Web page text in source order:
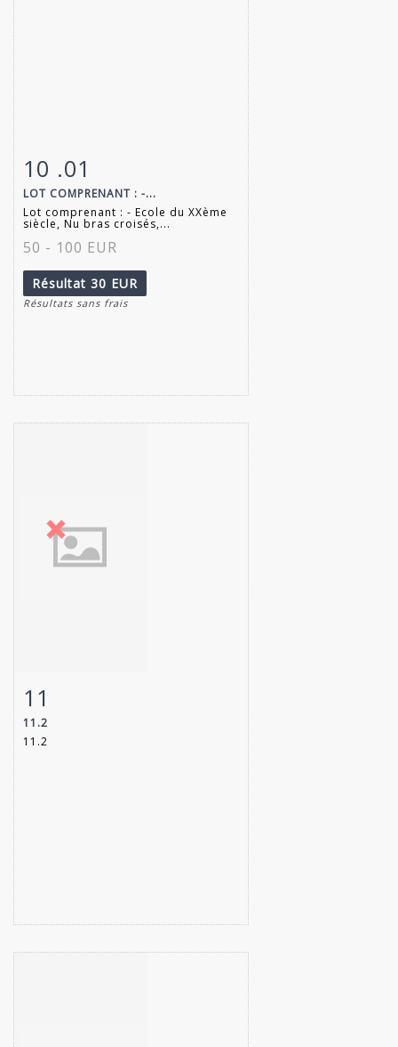
Fiche détaillée
10 .01
LOT COMPRENANT : -...
Lot comprenant : - Ecole du XXème
siècle, Nu bras croisés,...
50 - 100 EUR
Résultat 30 EUR
Résultats sans frais
Fiche détaillée
11
11.2
11.2